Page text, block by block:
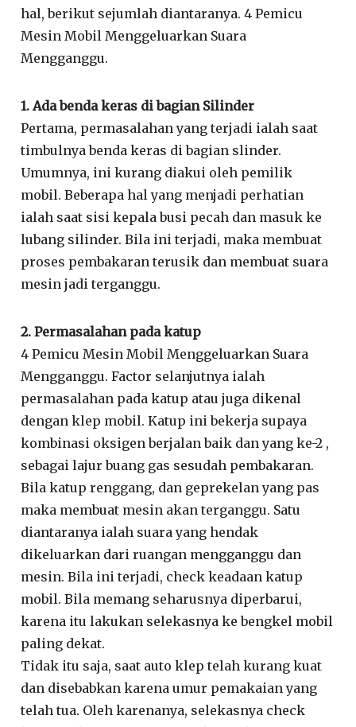
hal, berikut sejumlah diantaranya. 4 Pemicu
Mesin Mobil Menggeluarkan Suara
Mengganggu.
1. Ada benda keras di bagian Silinder
Pertama, permasalahan yang terjadi ialah saat
timbulnya benda keras di bagian slinder.
Umumnya, ini kurang diakui oleh pemilik
mobil. Beberapa hal yang menjadi perhatian
ialah saat sisi kepala busi pecah dan masuk ke
lubang silinder. Bila ini terjadi, maka membuat
proses pembakaran terusik dan membuat suara
mesin jadi terganggu.
2. Permasalahan pada katup
4 Pemicu Mesin Mobil Menggeluarkan Suara
Mengganggu. Factor selanjutnya ialah
permasalahan pada katup atau juga dikenal
dengan klep mobil. Katup ini bekerja supaya
kombinasi oksigen berjalan baik dan yang ke-2 ,
sebagai lajur buang gas sesudah pembakaran.
Bila katup renggang, dan geprekelan yang pas
maka membuat mesin akan terganggu. Satu
diantaranya ialah suara yang hendak
dikeluarkan dari ruangan mengganggu dan
mesin. Bila ini terjadi, check keadaan katup
mobil. Bila memang seharusnya diperbarui,
karena itu lakukan selekasnya ke bengkel mobil
paling dekat.
Tidak itu saja, saat auto klep telah kurang kuat
dan disebabkan karena umur pemakaian yang
telah tua. Oleh karenanya, selekasnya check